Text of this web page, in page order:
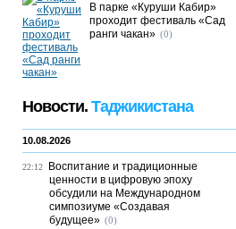
В парке «Куруши Кабир»
проходит фестиваль «Сад
ранги чакан» (0)
Новости. Таджикистана
10.08.2026
22:12
Воспитание и традиционные
ценности в цифровую эпоху
обсудили на Международном
симпозиуме «Создавая
будущее» (0)